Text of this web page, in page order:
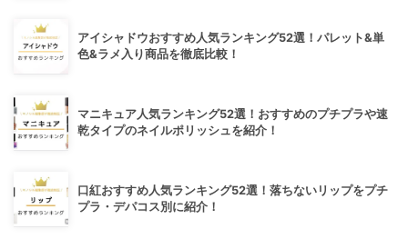
アイシャドウおすすめ人気ランキング52選！パレット&単
色&ラメ入り商品を徹底比較！
マニキュア人気ランキング52選！おすすめのプチプラや速
乾タイプのネイルポリッシュを紹介！
口紅おすすめ人気ランキング52選！落ちないリップをプチ
プラ・デパコス別に紹介！